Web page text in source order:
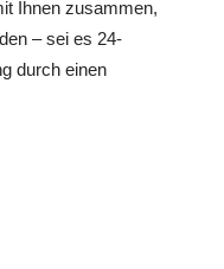
Ihnen zusammen,
– sei es 24-
durch einen